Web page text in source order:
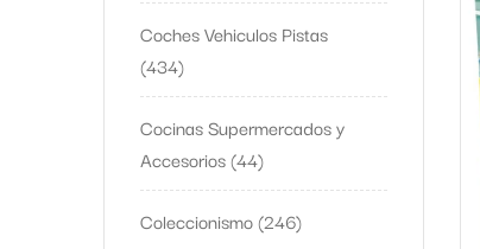
Coches Vehiculos Pistas
434
Cocinas Supermercados y
Accesorios 44
Coleccionismo 246